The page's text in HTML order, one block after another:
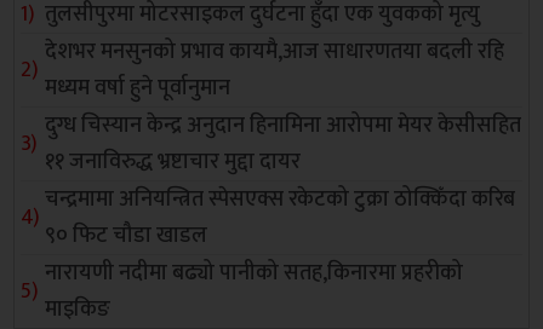
तुलसीपुरमा मोटरसाइकल दुर्घटना हुँदा एक युवकको मृत्यु
देशभर मनसुनको प्रभाव कायमै,आज साधारणतया बदली रहि
मध्यम वर्षा हुने पूर्वानुमान
दुग्ध चिस्यान केन्द्र अनुदान हिनामिना आरोपमा मेयर केसीसहित
११ जनाविरुद्ध भ्रष्टाचार मुद्दा दायर
चन्द्रमामा अनियन्त्रित स्पेसएक्स रकेटको टुक्रा ठोक्किँदा करिब
९० फिट चौडा खाडल
नारायणी नदीमा बढ्यो पानीको सतह,किनारमा प्रहरीको
माइकिङ